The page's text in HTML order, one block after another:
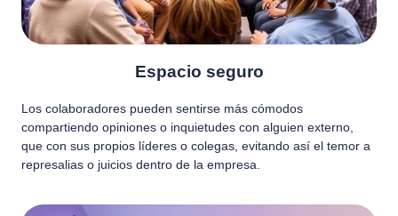
Espacio seguro
Los colaboradores pueden sentirse más cómodos
compartiendo opiniones o inquietudes con alguien externo,
que con sus propios líderes o colegas, evitando así el temor a
represalias o juicios dentro de la empresa.